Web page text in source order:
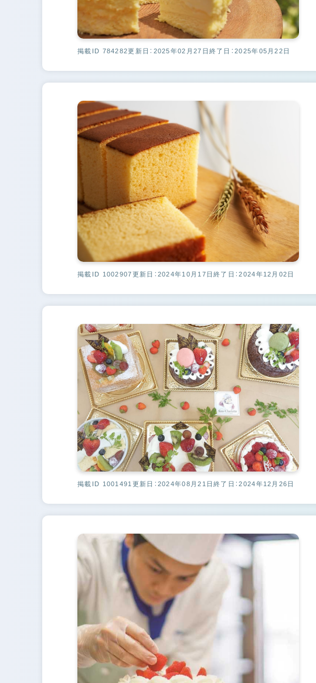
掲載ID 784282更新日：2025年02月27日 終了日：2025年05月22日
掲載ID 1002907 更新日：2024年10月17日終了日：2024年12月02日
掲載ID 1001491 更新日：2024年08月21日終了日：2024年12月26日